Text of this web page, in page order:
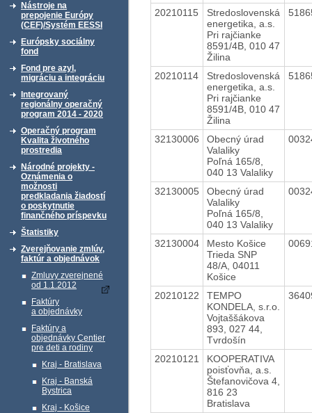
Nástroje na
prepojenie Európy
(CEF)/Systém EESSI
Európsky sociálny
fond
Fond pre azyl,
migráciu a integráciu
Integrovaný
regionálny operačný
program 2014 - 2020
Operačný program
Kvalita životného
prostredia
Národné projekty -
Oznámenia o
možnosti
predkladania žiadostí
o poskytnutie
finančného príspevku
Štatistiky
Zverejňovanie zmlúv,
faktúr a objednávok
Zmluvy zverejnené
od 1.1.2012
Faktúry
a objednávky
Faktúry a
objednávky Centier
pre deti a rodiny
Kraj - Bratislava
Kraj - Banská
Bystrica
Kraj - Košice
20210115
Stredoslovenská
energetika, a.s.
Pri rajčianke
8591/4B, 010 47
Žilina
20210114
Stredoslovenská
energetika, a.s.
Pri rajčianke
8591/4B, 010 47
Žilina
32130006
Obecný úrad
Valaliky
Poľná 165/8,
040 13 Valaliky
32130005
Obecný úrad
Valaliky
Poľná 165/8,
040 13 Valaliky
32130004
Mesto Košice
Trieda SNP
48/A, 04011
Košice
20210122
TEMPO
KONDELA, s.r.o.
Vojtaššákova
893, 027 44,
Tvrdošín
20210121
KOOPERATIVA
poisťovňa, a.s.
Štefanovičova 4,
816 23
Bratislava